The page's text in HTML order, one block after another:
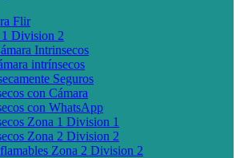
Flir
1 Division 2
Intrinsecos
intrínsecos
Seguros
con Cámara
con WhatsApp
Zona 1 Division 1
Zona 2 Division 2
Zona 2 Division 2